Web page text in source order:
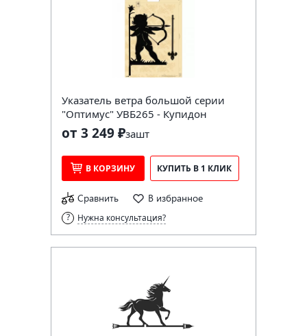
Указатель ветра большой серии
"Оптимус" УВБ265 - Купидон
от 3 249 ₽зашт
В КОРЗИНУ КУПИТЬ В 1 КЛИК
Сравнить В избранное
Нужна консультация?